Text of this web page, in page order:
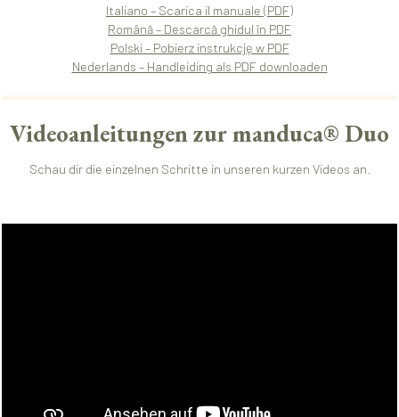
Italiano – Scarica il manuale (PDF)
Română – Descarcă ghidul în PDF
Polski – Pobierz instrukcję w PDF
Nederlands – Handleiding als PDF downloaden
Videoanleitungen zur manduca® Duo
Schau dir die einzelnen Schritte in unseren kurzen Videos an.